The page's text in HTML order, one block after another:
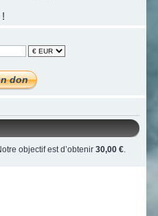
objectif est d’obtenir30,00 €.